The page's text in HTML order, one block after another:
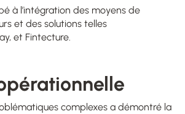
à l’intégration des moyens de
et des solutions telles
et Fintecture.
complexes a démontré la